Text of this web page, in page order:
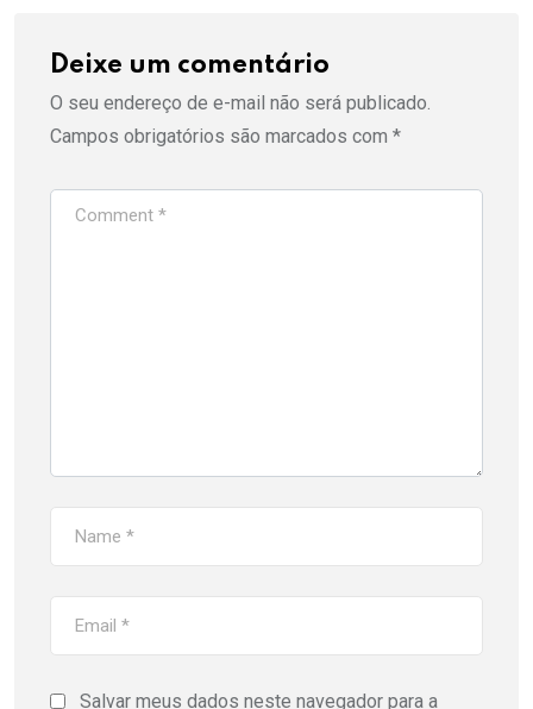
Deixe um comentário
O seu endereço de e-mail não será publicado.
Campos obrigatórios são marcados com *
Salvar meus dados neste navegador para a